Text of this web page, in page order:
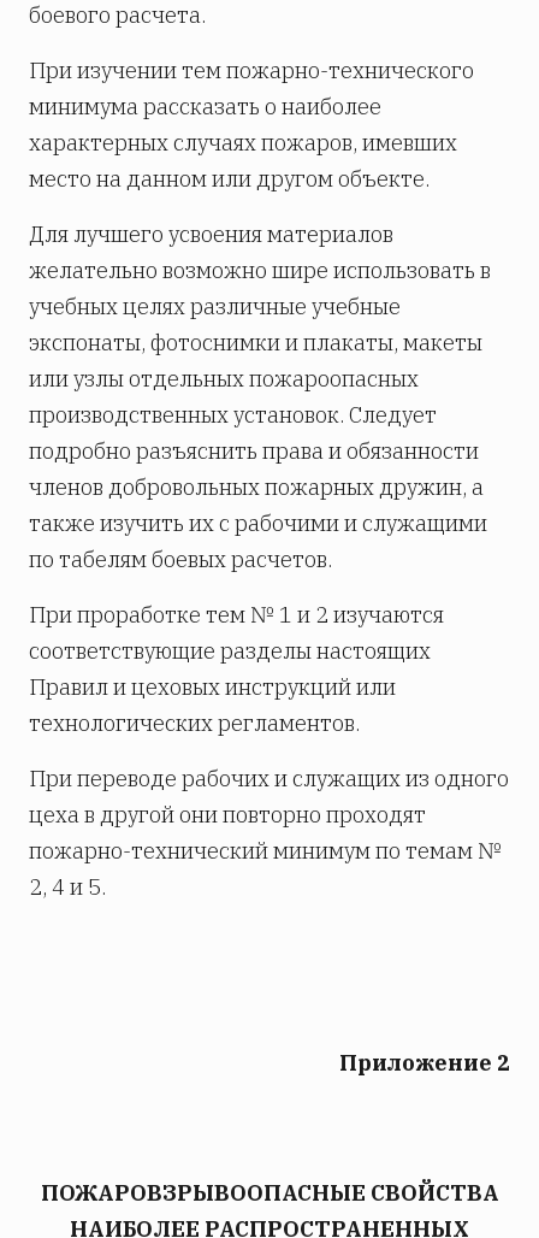
боевого расчета.
При изучении тем пожарно-технического
минимума рассказать о наиболее
характерных случаях пожаров, имевших
место на данном или другом объекте.
Для лучшего усвоения материалов
желательно возможно шире использовать в
учебных целях различные учебные
экспонаты, фотоснимки и плакаты, макеты
или узлы отдельных пожароопасных
производственных установок. Следует
подробно разъяснить права и обязанности
членов добровольных пожарных дружин, а
также изучить их с рабочими и служащими
по табелям боевых расчетов.
При проработке тем № 1 и 2 изучаются
соответствующие разделы настоящих
Правил и цеховых инструкций или
технологических регламентов.
При переводе рабочих и служащих из одного
цеха в другой они повторно проходят
пожарно-технический минимум по темам №
2, 4 и 5.
Приложение 2
ПОЖАРОВЗРЫВООПАСНЫЕ СВОЙСТВА
НАИБОЛЕЕ РАСПРОСТРАНЕННЫХ